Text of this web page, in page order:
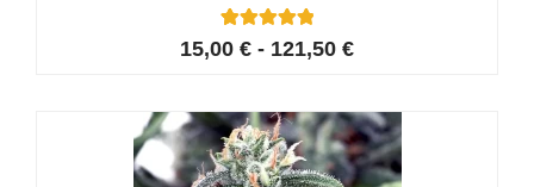
Valutato
4.95
42
recensioni
15,00 € - 121,50 €